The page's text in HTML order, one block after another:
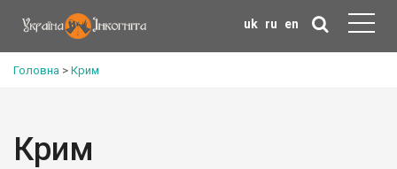
uk ru en
Головна > Крим
Крим